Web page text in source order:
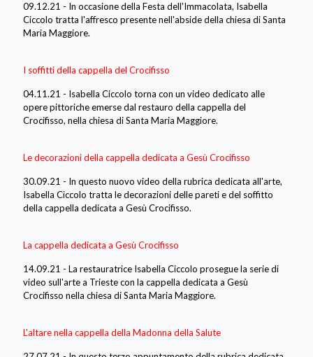
09.12.21 - In occasione della Festa dell'Immacolata, Isabella
Ciccolo tratta l'affresco presente nell'abside della chiesa di Santa
Maria Maggiore.
I soffitti della cappella del Crocifisso
04.11.21 - Isabella Ciccolo torna con un video dedicato alle
opere pittoriche emerse dal restauro della cappella del
Crocifisso, nella chiesa di Santa Maria Maggiore.
Le decorazioni della cappella dedicata a Gesù Crocifisso
30.09.21 - In questo nuovo video della rubrica dedicata all'arte,
Isabella Ciccolo tratta le decorazioni delle pareti e del soffitto
della cappella dedicata a Gesù Crocifisso.
La cappella dedicata a Gesù Crocifisso
14.09.21 - La restauratrice Isabella Ciccolo prosegue la serie di
video sull'arte a Trieste con la cappella dedicata a Gesù
Crocifisso nella chiesa di Santa Maria Maggiore.
L'altare nella cappella della Madonna della Salute